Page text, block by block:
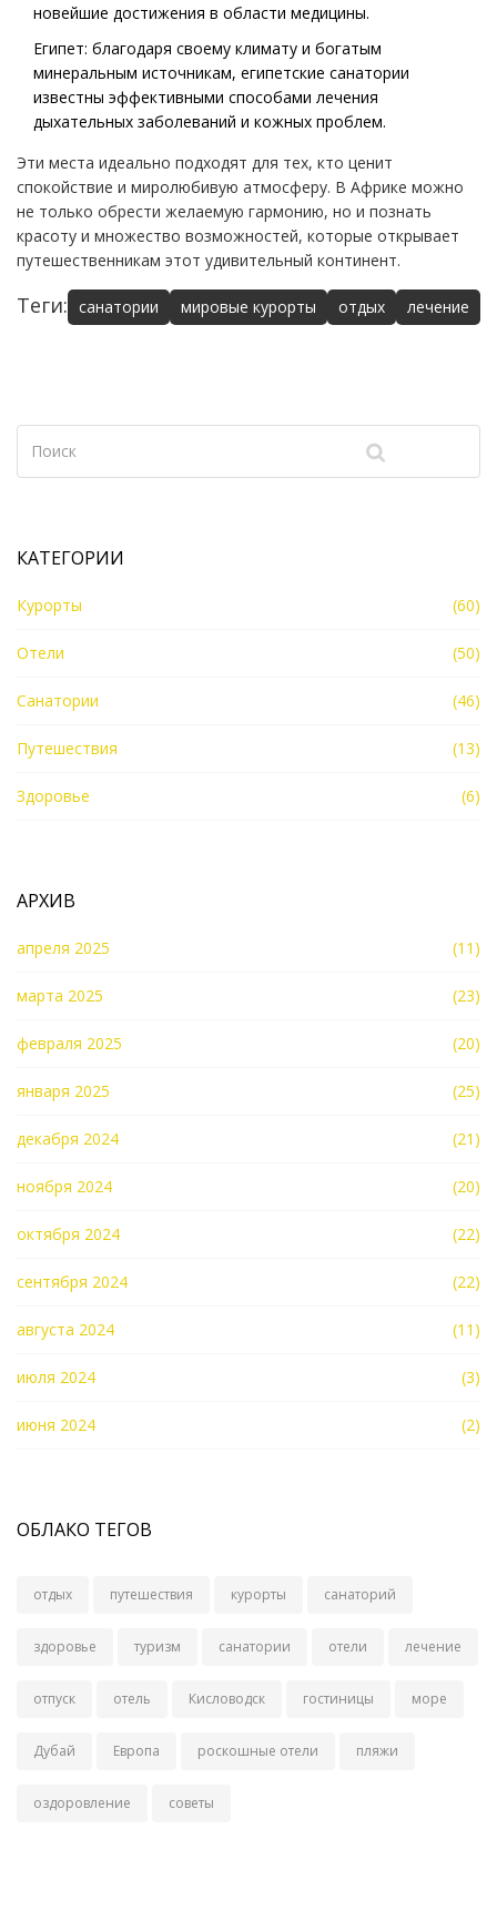
новейшие достижения в области медицины.
Египет: благодаря своему климату и богатым
минеральным источникам, египетские санатории
известны эффективными способами лечения
дыхательных заболеваний и кожных проблем.
Эти места идеально подходят для тех, кто ценит
спокойствие и миролюбивую атмосферу. В Африке можно
не только обрести желаемую гармонию, но и познать
красоту и множество возможностей, которые открывает
путешественникам этот удивительный континент.
Теги: санатории мировые курорты отдых лечение
КАТЕГОРИИ
Курорты (60)
Отели (50)
Санатории (46)
Путешествия (13)
Здоровье (6)
АРХИВ
апреля 2025 (11)
марта 2025 (23)
февраля 2025 (20)
января 2025 (25)
декабря 2024 (21)
ноября 2024 (20)
октября 2024 (22)
сентября 2024 (22)
августа 2024 (11)
июля 2024 (3)
июня 2024 (2)
ОБЛАКО ТЕГОВ
отдых путешествия курорты санаторий
здоровье туризм санатории отели лечение
отпуск отель Кисловодск гостиницы море
Дубай Европа роскошные отели пляжи
оздоровление советы